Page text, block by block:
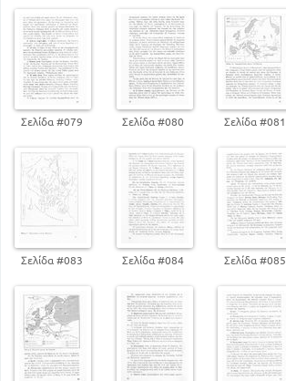
Βαλκανική χερσόνησος
Ιταλική χερσόνησος
Ισπανική χερσόνησος
ΚΕΝΤΡΙΚΗ ΕΥΡΩΠΗ
ΔΥΤΙΚΗ ΕΥΡΩΠΗ
ΑΝΑΤΟΛΙΚΗ ΕΥΡΩΠΗ
ΓΕΝΙΚΗ ΕΠΙΣΚΟΠΗΣΗ ΤΗΣ ΕΥΡΩΠΗΣ
Σελίδα #079 Σελίδα #080 Σελίδα #081
Σελίδα #083 Σελίδα #084 Σελίδα #085